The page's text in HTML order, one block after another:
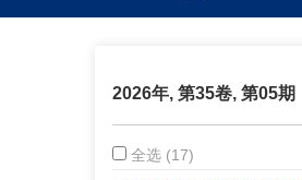
2026年, 第35卷, 第05
全选 (17)